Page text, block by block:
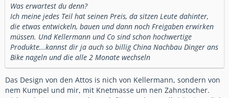
Was erwartest du denn?
Ich meine jedes Teil hat seinen Preis, da sitzen Leute dahinter,
die etwas entwickeln, bauen und dann noch Freigaben erwirken
müssen. Und Kellermann und Co sind schon hochwertige
Produkte...kannst dir ja auch so billig China Nachbau Dinger ans
Bike nageln und die alle 2 Monate wechseln
Das Design von den Attos is nich von Kellermann, sondern von
nem Kumpel und mir, mit Knetmasse um nen Zahnstocher.